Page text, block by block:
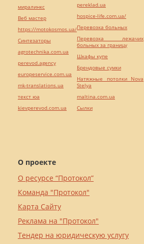
О проекте
О ресурсе “Протокол”
Команда "Протокол"
Карта Сайту
Реклама на "Протокол"
Тендер на юридическую услугу
миралинкс
Веб мастер
https://motokosmos.ua/
Синтезаторы
agrotechnika.com.ua
perevod.agency
europeservice.com.ua
mk-translations.ua
текст юа
kievperevod.com.ua
pereklad.ua
hospice-life.com.ua/
Перевозка больных
Перевозка лежачих
больных за границу
Шкафы купе
Брендовые сумки
Натяжные потолки Nova
Stelya
maltina.com.ua
Cылки